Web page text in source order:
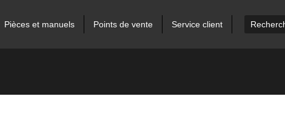
Pièces et manuels Points de vente Service client